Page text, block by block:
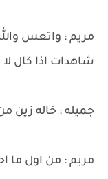
مريم : واتعس
شاهدات اذا كال
جميله : خاله
مريم : من اول ما